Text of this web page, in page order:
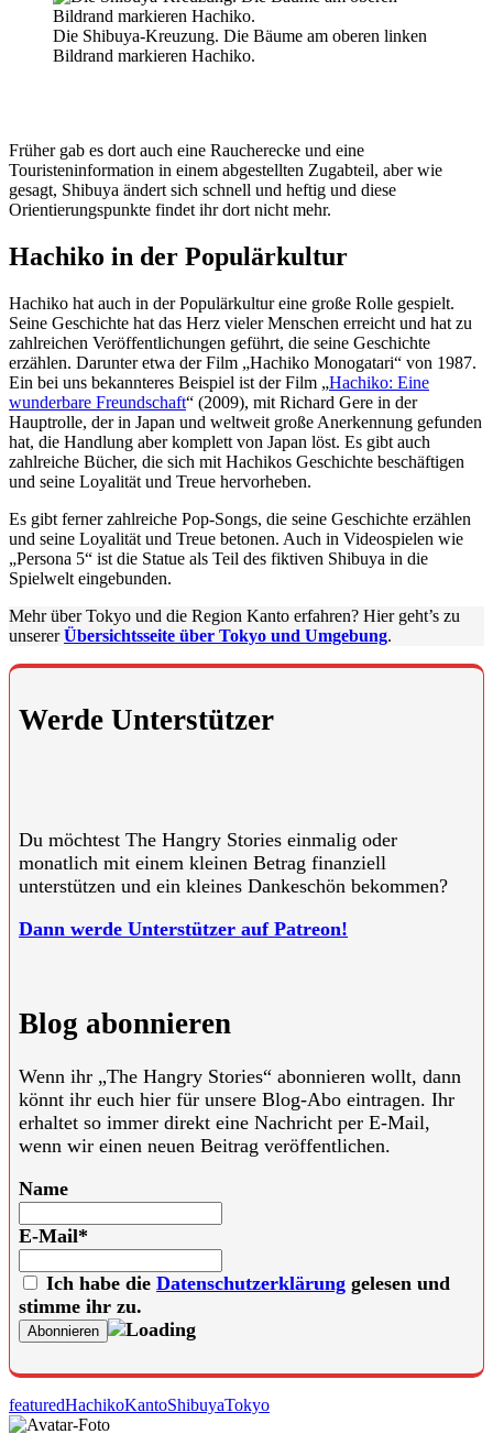
Die Shibuya-Kreuzung. Die Bäume am oberen linken
Bildrand markieren Hachiko.
Früher gab es dort auch eine Raucherecke und eine
Touristeninformation in einem abgestellten Zugabteil, aber wie
gesagt, Shibuya ändert sich schnell und heftig und diese
Orientierungspunkte findet ihr dort nicht mehr.
Hachiko in der Populärkultur
Hachiko hat auch in der Populärkultur eine große Rolle gespielt.
Seine Geschichte hat das Herz vieler Menschen erreicht und hat zu
zahlreichen Veröffentlichungen geführt, die seine Geschichte
erzählen. Darunter etwa der Film „Hachiko Monogatari“ von 1987.
Ein bei uns bekannteres Beispiel ist der Film „Hachiko: Eine
wunderbare Freundschaft“ (2009), mit Richard Gere in der
Hauptrolle, der in Japan und weltweit große Anerkennung gefunden
hat, die Handlung aber komplett von Japan löst. Es gibt auch
zahlreiche Bücher, die sich mit Hachikos Geschichte beschäftigen
und seine Loyalität und Treue hervorheben.
Es gibt ferner zahlreiche Pop-Songs, die seine Geschichte erzählen
und seine Loyalität und Treue betonen. Auch in Videospielen wie
„Persona 5“ ist die Statue als Teil des fiktiven Shibuya in die
Spielwelt eingebunden.
Mehr über Tokyo und die Region Kanto erfahren? Hier geht’s zu
unserer Übersichtsseite über Tokyo und Umgebung.
Werde Unterstützer
Du möchtest The Hangry Stories einmalig oder
monatlich mit einem kleinen Betrag finanziell
unterstützen und ein kleines Dankeschön bekommen?
Dann werde Unterstützer auf Patreon!
Blog abonnieren
Wenn ihr „The Hangry Stories“ abonnieren wollt, dann
könnt ihr euch hier für unsere Blog-Abo eintragen. Ihr
erhaltet so immer direkt eine Nachricht per E-Mail,
wenn wir einen neuen Beitrag veröffentlichen.
Name
E-Mail*
Ich habe die Datenschutzerklärung gelesen und
stimme ihr zu.
featuredHachikoKantoShibuyaTokyo